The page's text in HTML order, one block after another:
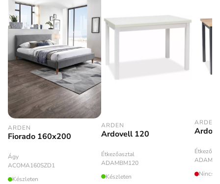
ARDEN
Fiorado 160x200
Ágy
ACOMA160SZD1
Készleten
ARDEN
Ardovell 120
Étkezőasztal
ADAMBM120
Készleten
ARDEN
Nincs